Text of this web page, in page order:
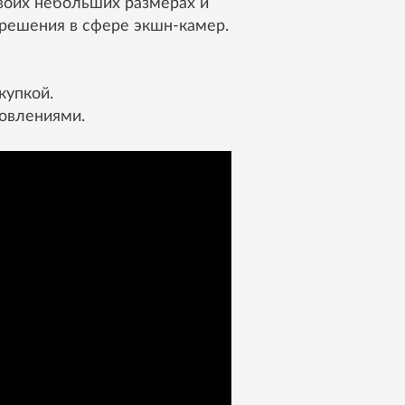
небольших размерах и
в сфере экшн-камер.